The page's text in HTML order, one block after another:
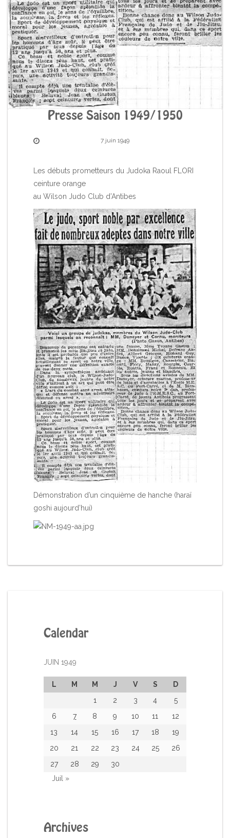
Presse Saison 1949/1950
7 juin 1949
Les débuts prometteurs du Judoka Raoul FLORI
ceinture orange
au Wilson Judo Club d’Antibes
Démonstration d’un cinquième de hanche (haraï
goshi aujourd’hui)
Calendar
JUIN 1949
L M M J V S
D
1
2 3 4
5
6
7 8 9 10 11
12
13
14 15 16 17 18
19
20
21 22 23 24 25
26
27
28 29
30
Juil »
Archives